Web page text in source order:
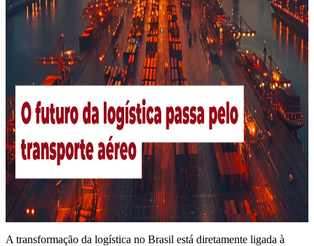
A transformação da logística no Brasil está diretamente ligada à